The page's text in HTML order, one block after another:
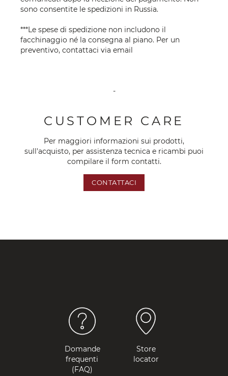
sono consentite le spedizioni in Russia.
***Le spese di spedizione non includono il
facchinaggio né la consegna al piano. Per un
preventivo, contattaci via email
-
CUSTOMER CARE
Per maggiori informazioni sui prodotti,
sull'acquisto, per assistenza tecnica e ricambi puoi
compilare il form contatti.
CONTATTACI
Domande
frequenti
(FAQ)
Store
locator